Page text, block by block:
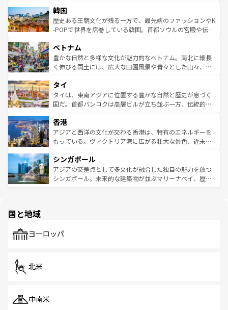
はコンテンツ一覧
いる。アクティビティも充実しており、サーフィンやダイ
ビング、ハイキングなど、アウトドア好きにはたまらな
い。オーストラリアの多彩な魅力を存分に味わいつくそ
参照してほしい。
ン）、静ひつな山岳地帯である台湾東部など、都市の喧騒
と山間の静けさが共存しており、訪れる人に新しい発見と
驚きをもたらしてくれる。また、奥深い台湾の食文化も魅
容にもいいと評判のスイーツなど、バラエティ豊かな料理
が味わえる。 なお、新着の台湾情報は コンテンツ一覧を参
照してほしい。
韓国
歴史ある王朝文化が残る一方で、最先端のファッションやK
-POPで世界を席巻している韓国。首都ソウルの宮殿や伝統
き、地方に足を延ばせば四季折々の自然美を楽しむことが
できる。そして、キムチや焼肉、絶品のストリートフード
まで、さまざまな韓国料理が待っている。夜には、韓国な
リティに包まれながら、韓国の多彩な魅力を心ゆくまで味
わってみてほしい。 なお、新着の韓国情報はコンテンツ一
覧を参照してほしい。
ベトナム
豊かな自然と多様な文化が魅力的なベトナム。南北に細長
く伸びる国土には、広大な田園風景や青々とした山々、世
急速な発展と共に伝統が息づく。ハノイの古い町並みやホ
ーチミン市のフランス統治時代の建物も、独特の雰囲気を
醸し出している。また、バラエティの豊かさとおいしさで
とつ。フォーやバインミー、ベトナムコーヒーなどは、ぜ
ひ現地で味わいたい。どの地域を訪れてもあたたかい人々
が旅行者を迎えてくれるので、きっと忘れられない旅にな
参照してほしい。
タイ
タイは、東南アジアに位置する豊かな自然と歴史が息づく
国だ。首都バンコクは高層ビルが立ち並ぶ一方、伝統的な
の活気が交差している。北部ではチェンマイなどの山岳地
帯で自然と触れ合い、南部ではプーケットやクラビの美し
いビーチでリゾート気分を楽しむことができる。タイ料理
激する。気候は一年中温暖で、どの季節にも異なる楽しみ
が待っている。親しみやすいタイの人々、仏教を中心とし
た文化、そして多様な観光資源が、訪れる旅人を魅了し続
香港
アジアと西洋の文化が交わる香港は、特有のエネルギーを
もっている。ヴィクトリア湾に広がる壮大な景色、近未来
み、どこを訪れても感動するはず。観光スポットが密集し
ており、効率よく見どころを回れるのも魅力。息をのむよ
うな絶景から文化的な体験まで、香港を存分に楽しみ尽く
シンガポール
アジアの交差点として多文化が融合した独自の魅力を放つ
シンガポール。未来的な建築物が並ぶマリーナベイ、歴史
で、ホーカーズは地元の風情を楽しめる外せないスポット
国と地域
ヨーロッパ
北米
中南米